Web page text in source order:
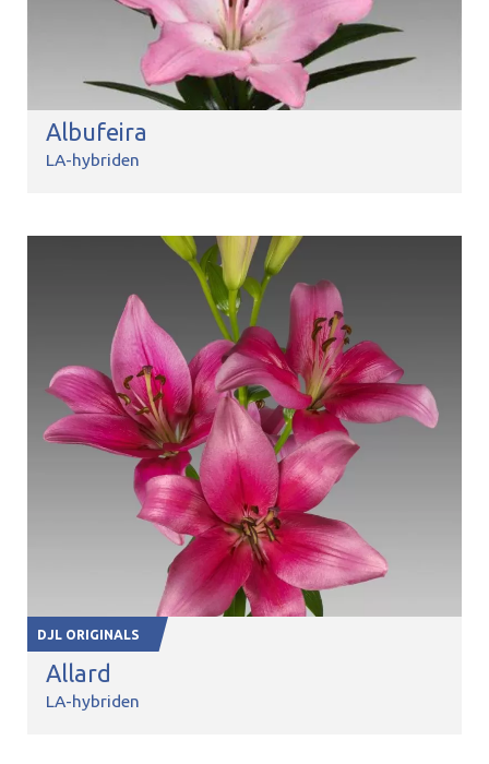
Albufeira
LA-hybriden
DJL ORIGINALS
Allard
LA-hybriden